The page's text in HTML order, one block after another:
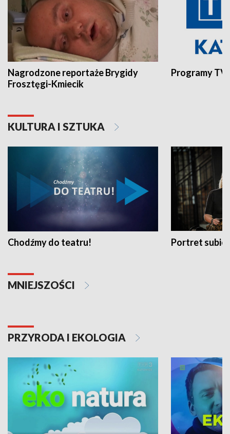
Nagrodzone reportaże Brygidy
Frosztęgi-Kmiecik
Programy
KULTURA I SZTUKA
Chodźmy do teatru! Portret
MNIEJSZOŚCI
PRZYRODA I EKOLOGIA